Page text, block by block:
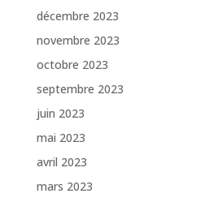
décembre 2023
novembre 2023
octobre 2023
septembre 2023
juin 2023
mai 2023
avril 2023
mars 2023